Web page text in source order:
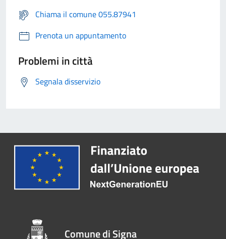
Chiama il comune 055.87941
Prenota un appuntamento
Problemi in città
Segnala disservizio
Comune di Signa